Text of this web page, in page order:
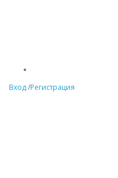
Вход/Регистрация